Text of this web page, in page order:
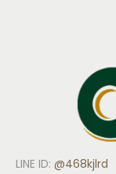
LINE ID: @468kjlrd